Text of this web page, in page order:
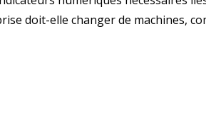
doit-elle changer de machines,